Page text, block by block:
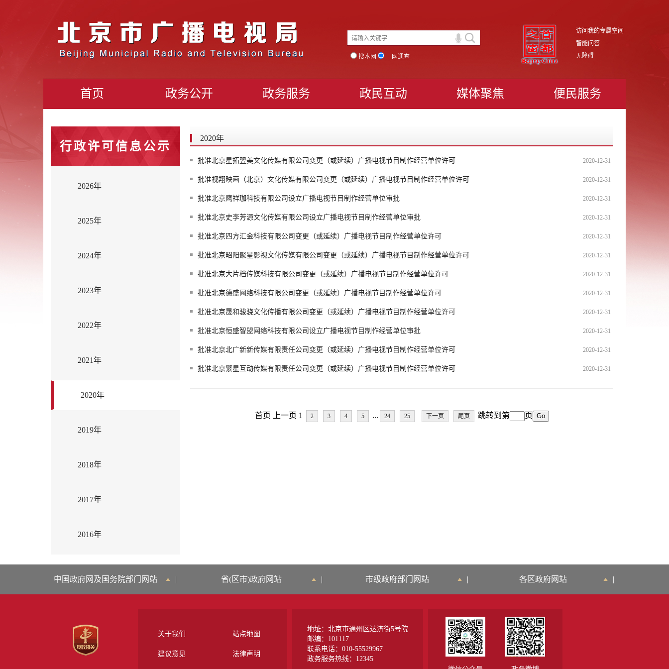
搜本网 一网通查
访问我的专属空间
智能问答
无障碍
首页 政务公开 政务服务 政民互动 媒体聚焦 便民服务
行政许可信息公示
2026年
2025年
2024年
2023年
2022年
2021年
2020年
2019年
2018年
2017年
2016年
2020年
批准北京星拓翌美文化传媒有限公司变更（或延续）广播电视节目制作经营单位许可 2020-12-31
批准视翔映画（北京）文化传媒有限公司变更（或延续）广播电视节目制作经营单位许可 2020-12-31
批准北京鹰祥珈科技有限公司设立广播电视节目制作经营单位审批 2020-12-31
批准北京史李芳源文化传媒有限公司设立广播电视节目制作经营单位审批 2020-12-31
批准北京四方汇金科技有限公司变更（或延续）广播电视节目制作经营单位许可 2020-12-31
批准北京昭阳聚星影视文化传媒有限公司变更（或延续）广播电视节目制作经营单位许可 2020-12-31
批准北京大片档传媒科技有限公司变更（或延续）广播电视节目制作经营单位许可 2020-12-31
批准北京德盛网络科技有限公司变更（或延续）广播电视节目制作经营单位许可 2020-12-31
批准北京晟和骏骁文化传播有限公司变更（或延续）广播电视节目制作经营单位许可 2020-12-31
批准北京恒盛智盟网络科技有限公司设立广播电视节目制作经营单位审批 2020-12-31
批准北京北广新新传媒有限责任公司变更（或延续）广播电视节目制作经营单位许可 2020-12-31
批准北京繁星互动传媒有限责任公司变更（或延续）广播电视节目制作经营单位许可 2020-12-31
首页 上一页 1 2 3 4 5 ... 24 25 下一页 尾页 跳转到第 页
中国政府网及国务院部门网站 | 省(区市)政府网站 | 市级政府部门网站 | 各区政府网站 |
关于我们 站点地图
建议意见 法律声明
地址：北京市通州区达济街5号院
邮编：101117
联系电话：010-55529967
政务服务热线：12345